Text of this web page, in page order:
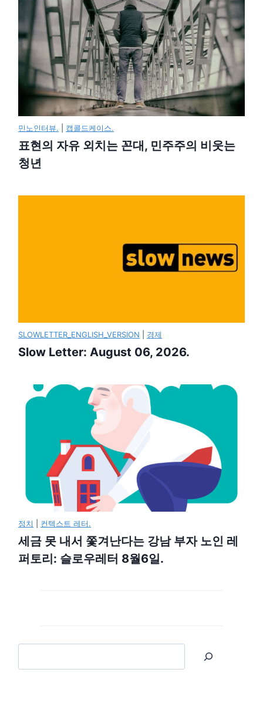
민노인터뷰. 캡콜드케이스.
표현의 자유 외치는 꼰대, 민주주의 비웃는
청년
SLOWLETTER_ENGLISH_VERSION 경제
Slow Letter: August 06, 2026.
정치 컨텍스트 레터.
세금 못 내서 쫓겨난다는 강남 부자 노인 레
퍼토리: 슬로우레터 8월6일.